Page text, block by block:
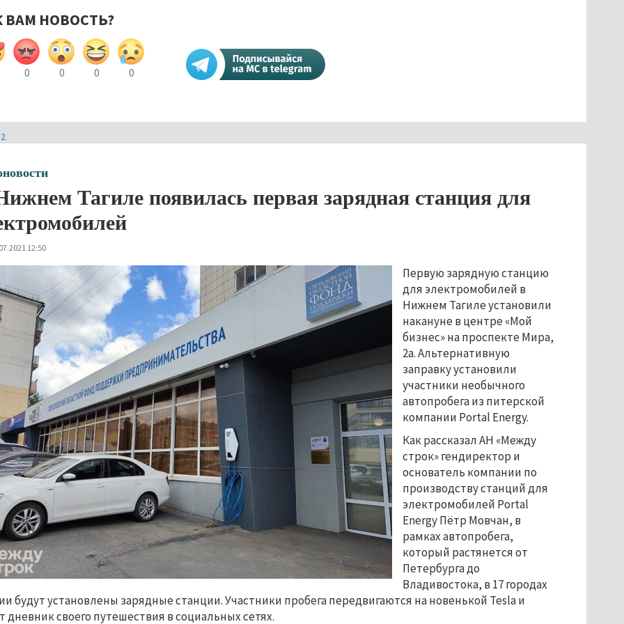
ВАМ НОВОСТЬ?
0 0 0 0
Тагиле появилась первая зарядная станция для
12:50
Первую зарядную станцию
для электромобилей в
Нижнем Тагиле установили
накануне в центре «Мой
бизнес» на проспекте Мира,
2а. Альтернативную
заправку установили
участники необычного
автопробега из питерской
компании Portal Energy.
Как рассказал АН «Между
строк» гендиректор и
основатель компании по
производству станций для
электромобилей Portal
Energy Пётр Мовчан, в
рамках автопробега,
который растянется от
Петербурга до
Владивостока, в 17 городах
будут установлены зарядные станции. Участники пробега передвигаются на новенькой Tesla и
дневник своего путешествия в социальных сетях.